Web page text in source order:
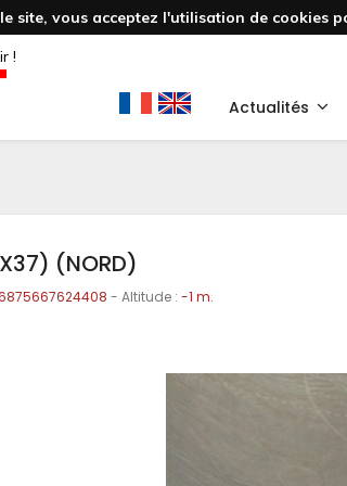
site, vous acceptez l'utilisation de cookies
!
Actualités
(NORD)
- Altitude : -1 m.